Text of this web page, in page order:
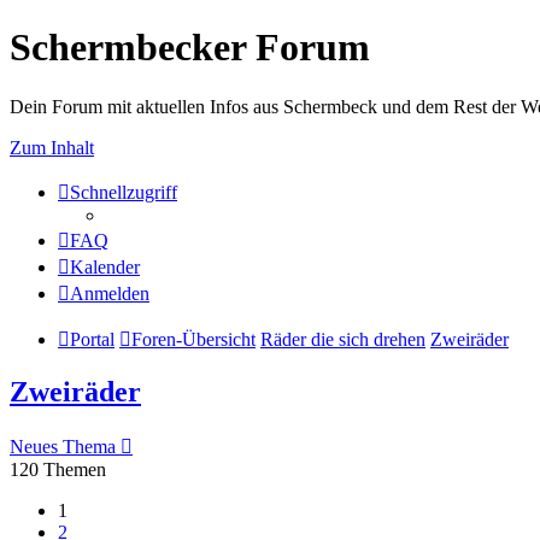
Schermbecker Forum
Dein Forum mit aktuellen Infos aus Schermbeck und dem Rest der
Zum Inhalt
Schnellzugriff
FAQ
Kalender
Anmelden
Portal Foren-Übersicht Räder die sich drehen Zweiräder
Zweiräder
Neues Thema
120 Themen
1
2